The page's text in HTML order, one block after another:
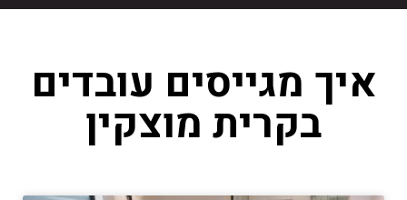
איך מגייסים עובדים
בקרית מוצקין